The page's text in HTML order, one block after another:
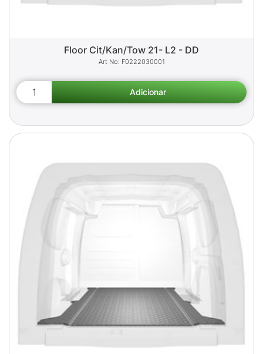
Floor Cit/Kan/Tow 21- L2 - DD
F0222030001